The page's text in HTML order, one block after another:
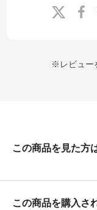
※レビュー
この商品を見た方
この商品を購入さ